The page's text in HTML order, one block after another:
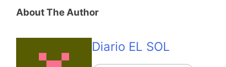
About The Author
Diario EL SOL